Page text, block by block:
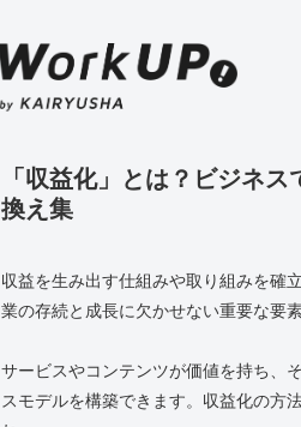
「収益化」とは？ビジネ
換え集
収益を生み出す仕組みや取り組みを確
業の存続と成長に欠かせない重要な要
サービスやコンテンツが価値を持ち、
スモデルを構築できます。収益化の方